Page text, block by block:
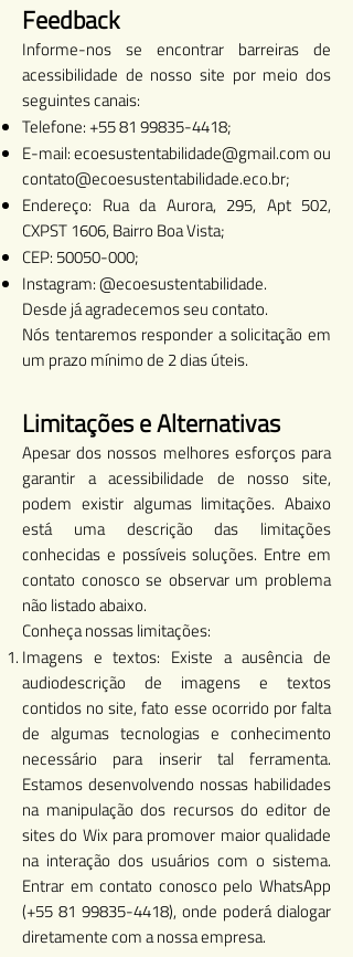
Feedback
Informe-nos se encontrar barreiras de
acessibilidade de nosso site por meio dos
seguintes canais:
Telefone: +55 81 99835-4418;
E-mail:ecoesustentabilidade@gmail.comou
contato@ecoesustentabilidade.eco.br;
Endereço: Rua da Aurora, 295, Apt 502,
CXPST 1606, Bairro Boa Vista;
CEP: 50050-000;
Instagram: @ecoesustentabilidade.
Desde já agradecemos seu contato.
Nós tentaremos responder a solicitação em
um prazo mínimo de 2 dias úteis.
Limitações e Alternativas
Apesar dos nossos melhores esforços para
garantir a acessibilidade de nosso site,
podem existir algumas limitações. Abaixo
está uma descrição das limitações
conhecidas e possíveis soluções. Entre em
contato conosco se observar um problema
não listado abaixo.
Conheça nossas limitações:
Imagens e textos: Existe a ausência de
audiodescrição de imagens e textos
contidos no site, fato esse ocorrido por falta
de algumas tecnologias e conhecimento
necessário para inserir tal ferramenta.
Estamos desenvolvendo nossas habilidades
na manipulação dos recursos do editor de
sites do Wix para promover maior qualidade
na interação dos usuários com o sistema.
Entrar em contato conosco pelo WhatsApp
(+55 81 99835-4418), onde poderá dialogar
diretamente com a nossa empresa.